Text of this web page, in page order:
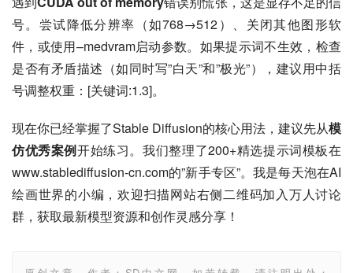
号。尝试降低分辨率（如768→512）、关闭其他图形软
件，或使用–medvram启动参数。如果提示词不生效，检查
是否有矛盾描述（如同时写”白天”和”极光”），建议用中括
号调整权重：[关键词:1.3]。
现在你已经掌握了Stable Diffusion的核心用法，建议先从模
仿优秀案例开始练习。我们整理了200+精选提示词模板在
www.stablediffusion-cn.com的”新手专区”。我是每天泡在AI
绘画世界的小编，欢迎扫描网站右侧二维码加入万人讨论
群，获取最新模型资源和创作灵感分享！